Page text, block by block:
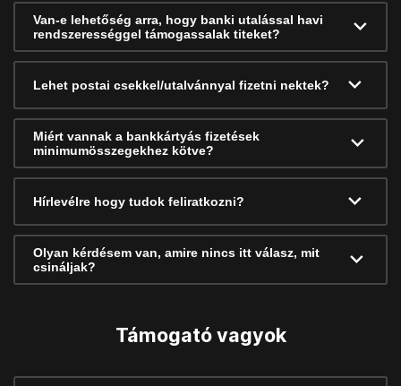
Van-e lehetőség arra, hogy banki utalással havi
rendszerességgel támogassalak titeket?
Lehet postai csekkel/utalvánnyal fizetni nektek?
Miért vannak a bankkártyás fizetések
minimumösszegekhez kötve?
Hírlevélre hogy tudok feliratkozni?
Olyan kérdésem van, amire nincs itt válasz, mit
csináljak?
Támogató vagyok